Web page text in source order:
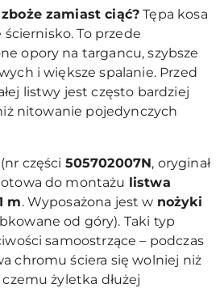
zamiast ciąć? Tępa kosa
To przede
opory na targancu, szybsze
i większe spalanie. Przed
listwy jest często bardziej
nitowanie pojedynczych
części 505702007N, oryginał
do montażu listwa
m. Wyposażona jest w nożyki
od góry). Taki typ
samoostrzące – podczas
chromu ściera się wolniej niż
żyletka dłużej